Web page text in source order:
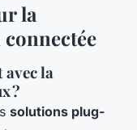
la
la
?
solutions plug-